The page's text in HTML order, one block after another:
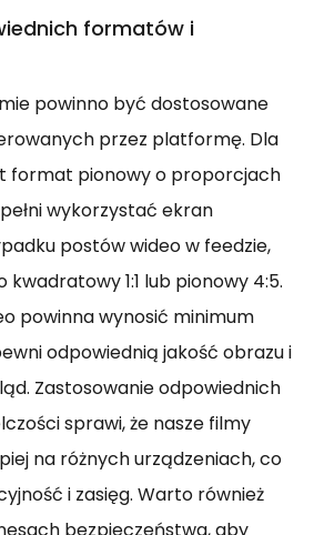
formatów i
powinno być dostosowane
przez platformę. Dla
format pionowy o proporcjach
wykorzystać ekran
postów wideo w feedzie,
1:1 lub pionowy 4:5.
powinna wynosić minimum
odpowiednią jakość obrazu i
Zastosowanie odpowiednich
sprawi, że nasze filmy
na różnych urządzeniach, co
i zasięg. Warto również